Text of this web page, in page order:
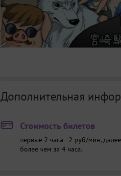
Дополнительная
Стоимость билетов
первые 2 часа - 2 руб/мин,
более чем за 4 часа.